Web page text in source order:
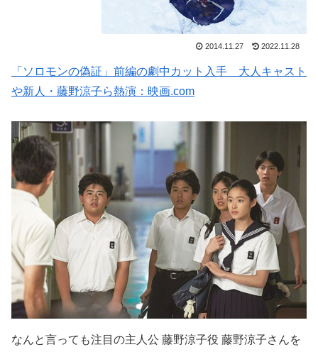
2014.11.27 2022.11.28
「ソロモンの偽証」前編の劇中カット入手 大人キャスト
や新人・藤野涼子ら熱演：映画.com
なんと言っても注目の主人公 藤野涼子役 藤野涼子さんを